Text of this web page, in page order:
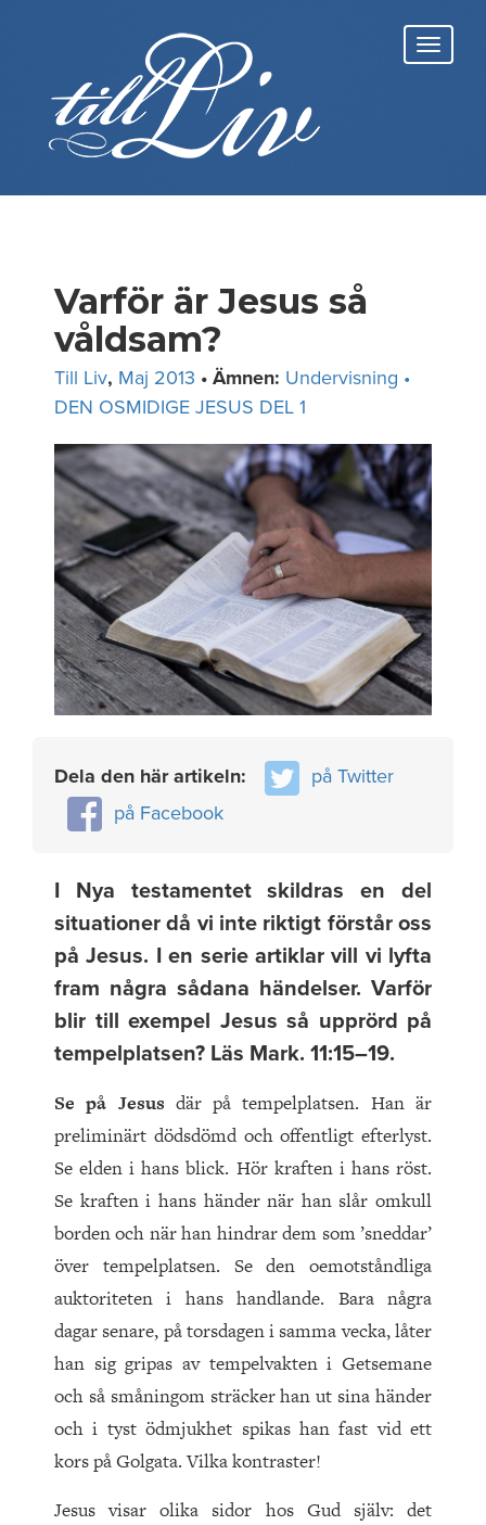
Varför är Jesus så
våldsam?
Till Liv, Maj 2013 • Ämnen: Undervisning •
DEN OSMIDIGE JESUS DEL 1
Dela den här artikeln:
på Twitter
på Facebook
I Nya testamentet skildras en del
situationer då vi inte riktigt förstår oss
på Jesus. I en serie artiklar vill vi lyfta
fram några sådana händelser. Varför
blir till exempel Jesus så upprörd på
tempelplatsen? Läs Mark. 11:15–19.
Se på Jesus där på tempelplatsen. Han är
preliminärt dödsdömd och offentligt efterlyst.
Se elden i hans blick. Hör kraften i hans röst.
Se kraften i hans händer när han slår omkull
borden och när han hindrar dem som ’sneddar’
över tempelplatsen. Se den oemotståndliga
auktoriteten i hans handlande. Bara några
dagar senare, på torsdagen i samma vecka, låter
han sig gripas av tempelvakten i Getsemane
och så småningom sträcker han ut sina händer
och i tyst ödmjukhet spikas han fast vid ett
kors på Golgata. Vilka kontraster!
Jesus visar olika sidor hos Gud själv: det